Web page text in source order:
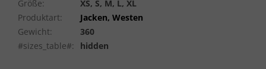
Größe:
XS, S, M, L, XL
Produktart:
Jacken, Westen
Gewicht:
360
#sizes_table#: hidden